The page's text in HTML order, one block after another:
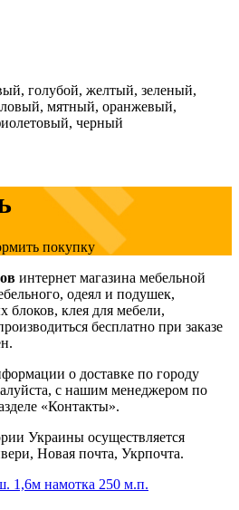
голубой, желтый, зеленый,
мятный, оранжевый,
черный
покупку
интернет магазина мебельной
одеял и подушек,
клея для мебели,
бесплатно при заказе
о доставке по городу
с нашим менеджером по
«Контакты».
Украины осуществляется
Новая почта, Укрпочта.
1,6м намотка 250 м.п.